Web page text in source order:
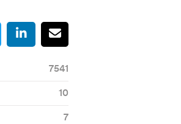
7541
10
7